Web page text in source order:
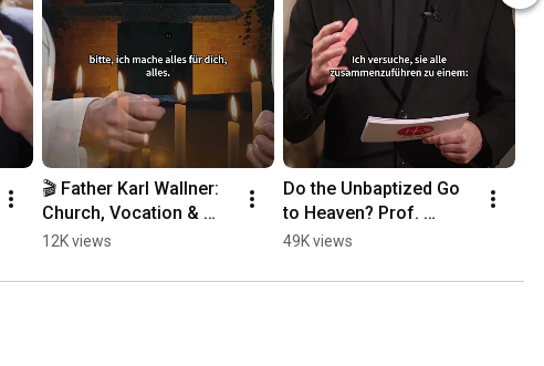
🎬 Father Karl Wallner:
Church, Vocation &
Mission | Interview
12K views
Do the Unbaptized Go
to Heaven? Prof.
Weimann Provides an
49K views